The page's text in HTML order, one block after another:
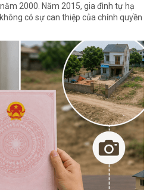
2000. Năm 2015, gia đình tự hạ
có sự can thiệp của chính quyền